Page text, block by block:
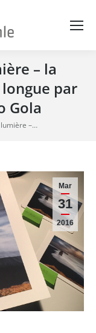
– la
par
Gola
–…
Mar
31
2016